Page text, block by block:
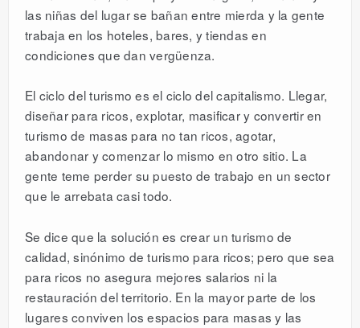
las niñas del lugar se bañan entre mierda y la gente
trabaja en los hoteles, bares, y tiendas en
condiciones que dan vergüenza.
El ciclo del turismo es el ciclo del capitalismo. Llegar,
diseñar para ricos, explotar, masificar y convertir en
turismo de masas para no tan ricos, agotar,
abandonar y comenzar lo mismo en otro sitio. La
gente teme perder su puesto de trabajo en un sector
que le arrebata casi todo.
Se dice que la solución es crear un turismo de
calidad, sinónimo de turismo para ricos; pero que sea
para ricos no asegura mejores salarios ni la
restauración del territorio. En la mayor parte de los
lugares conviven los espacios para masas y las